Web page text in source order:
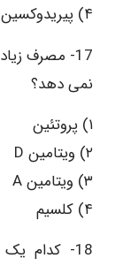
۴) پیریدوکسین
17- مصرف
نمی دهد؟
۱) پروتئین
۲) ویتامین D
۳) ویتامین A
۴) کلسیم
18- کدام